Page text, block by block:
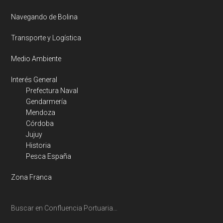
Navegando de Bolina
Transporte y Logística
Medio Ambiente
Interés General
Prefectura Naval
Gendarmería
Mendoza
Córdoba
Jujuy
Historia
Pesca España
Zona Franca
Buscar en Confluencia Portuaria…